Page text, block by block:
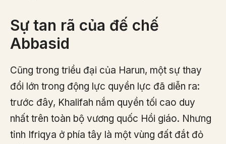
Sự tan rã của đế chế
Abbasid
Cũng trong triều đại của Harun, một sự thay
đổi lớn trong động lực quyền lực đã diễn ra:
trước đây, Khalifah nắm quyền tối cao duy
nhất trên toàn bộ vương quốc Hồi giáo. Nhưng
tỉnh Ifriqya ở phía tây là một vùng đất đắt đỏ